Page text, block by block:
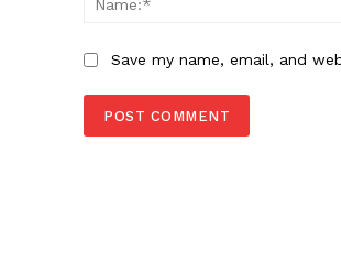
Save my name, email, and